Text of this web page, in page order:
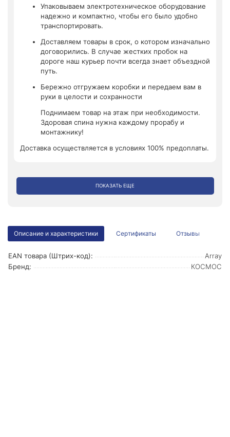
Упаковываем электротехническое оборудование
надежно и компактно, чтобы его было удобно
транспортировать.
Доставляем товары в срок, о котором изначально
договорились. В случае жестких пробок на
дороге наш курьер почти всегда знает объездной
путь.
Бережно отгружаем коробки и передаем вам в
руки в целости и сохранности
Поднимаем товар на этаж при необходимости.
Здоровая спина нужна каждому прорабу и
монтажнику!
Доставка осуществляется в условиях 100% предоплаты.
ПОКАЗАТЬ ЕЩЕ
Описание и характеристики Сертификаты Отзывы
EAN товара (Штрих-код):
Array
Бренд:
КОСМОС